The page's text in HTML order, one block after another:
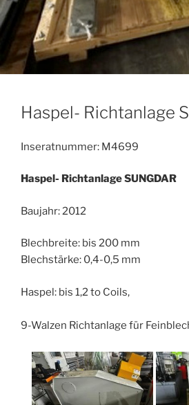
Haspel- Richtanlage
Inseratnummer: M4699
Haspel- Richtanlage SUNGDAR
Baujahr: 2012
Blechbreite: bis 200 mm
Blechstärke: 0,4-0,5 mm
Haspel: bis 1,2 to Coils,
9-Walzen Richtanlage für